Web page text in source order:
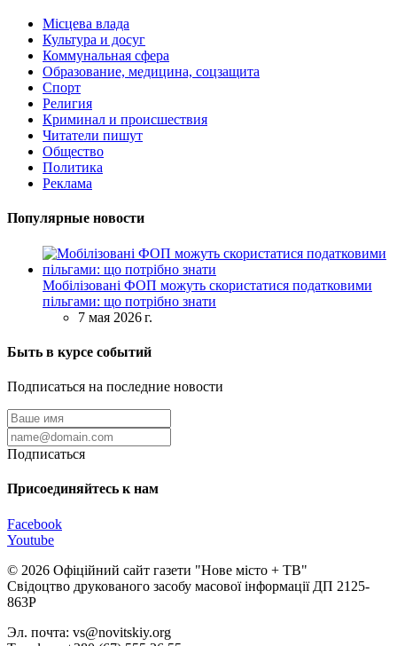
Місцева влада
Культура и досуг
Коммунальная сфера
Образование, медицина, соцзащита
Спорт
Религия
Криминал и происшествия
Читатели пишут
Общество
Политика
Реклама
Популярные новости
Мобілізовані ФОП можуть скористатися податковими
пільгами: що потрібно знати
7 мая 2026 г.
Быть в курсе событий
Подписаться на последние новости
Подписаться
Присоединяйтесь к нам
Facebook
Youtube
© 2026 Офіційний сайт газети "Нове мiсто + ТВ"
Свідоцтво друкованого засобу масової інформації ДП 2125-
863Р
Эл. почта: vs@novitskiy.org